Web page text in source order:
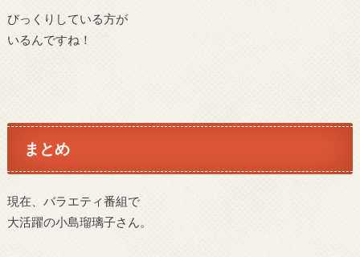
びっくりしている方が
いるんですね！
まとめ
現在、バラエティ番組で
大活躍の小島瑠璃子さん。